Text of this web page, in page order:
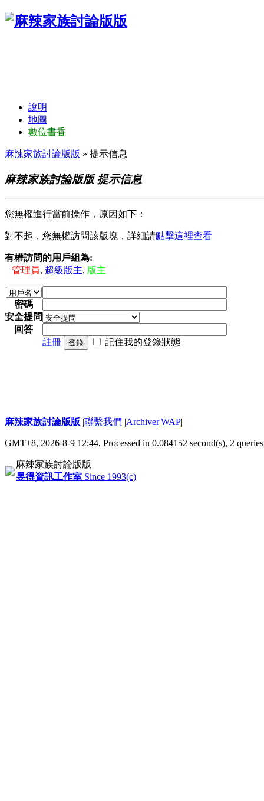
說明
地圖
數位書香
麻辣家族討論版版 » 提示信息
麻辣家族討論版版 提示信息
您無權進行當前操作，原因如下：
對不起，您無權訪問該版塊，詳細請點擊這裡查看
有權訪問的用戶組為:
管理員, 超級版主, 版主
密碼
安全提問
回答
註冊
登錄 記住我的登錄狀態
麻辣家族討論版版 |聯繫我們 |Archiver|WAP|
GMT+8, 2026-8-9 12:44, Processed in 0.084152 second(s), 2
麻辣家族討論版版
昱得資訊工作室 Since 1993(c)